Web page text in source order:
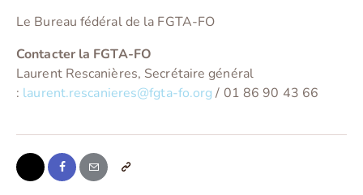
Le Bureau fédéral de la FGTA-FO
Contacter la FGTA-FO
Laurent Rescanières, Secrétaire général
: laurent.rescanieres@fgta-fo.org / 01 86 90 43 66